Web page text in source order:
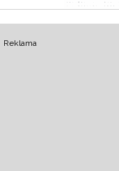
Reklama